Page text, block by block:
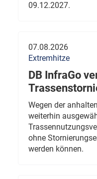
09.12.2027.
07.08.2026
Extremhitze
DB InfraGo
Wegen der
weiterhin
ohne
werden können.